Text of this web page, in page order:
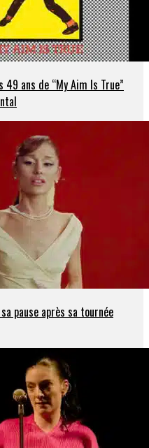
ans de “My Aim Is True”
pause après sa tournée